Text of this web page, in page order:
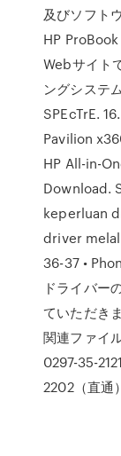
及びソフト
HP
Webサイト
ングシステ
SPEcTrE.
Pavilion
HP All-in-
Download.
keperluan
driver
36-37 •
ドライバー
ていただき
関連ファイ
0297-35-
2202（直通